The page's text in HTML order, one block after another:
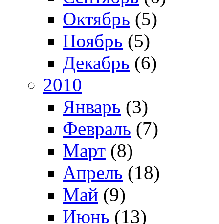
Октябрь (5)
Ноябрь (5)
Декабрь (6)
2010
Январь (3)
Февраль (7)
Март (8)
Апрель (18)
Май (9)
Июнь (13)